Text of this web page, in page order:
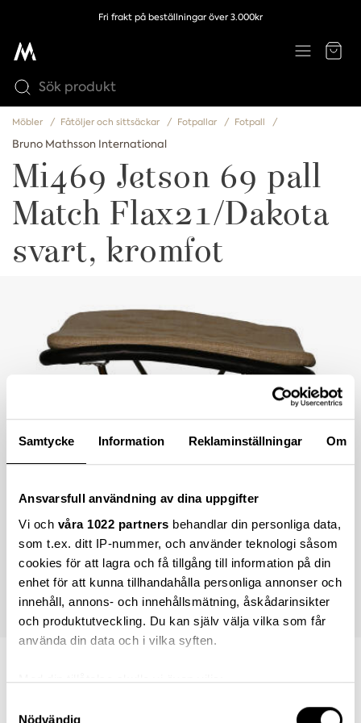
Samtycke Information Reklaminställningar Om
Ansvarsfull användning av dina uppgifter
Vi och våra 1022 partners behandlar din personliga data,
som t.ex. ditt IP-nummer, och använder teknologi såsom
cookies för att lagra och få tillgång till information på din
enhet för att kunna tillhandahålla personliga annonser och
innehåll, annons- och innehållsmätning, åskådarinsikter
och produktutveckling. Du kan själv välja vilka som får
använda din data och i vilka syften.
Med din tillåtelse skulle vi även vilja:
Nödvändig
Fri frakt på beställningar över 3.000kr
Möbler Fåtöljer och sittsäckar Fotpallar Fotpall
Bruno Mathsson International
Mi469 Jetson 69 pall
Match Flax21/Dakota
svart, kromfot